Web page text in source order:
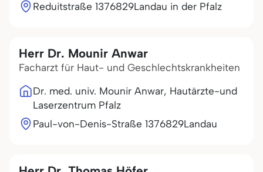
Reduitstraße 1376829Landau in der Pfalz
Herr Dr. Mounir Anwar
Facharzt für Haut- und Geschlechtskrankheiten
Dr. med. univ. Mounir Anwar, Hautärzte-und
Laserzentrum Pfalz
Paul-von-Denis-Straße 1376829Landau